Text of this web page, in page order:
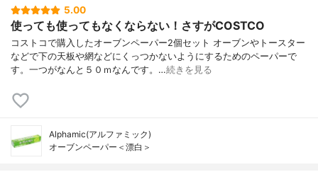
5.00
使っても使ってもなくならない！さすがCOSTCO
コストコで購入したオーブンペーパー2個セット オーブンやトースター
などで下の天板や網などにくっつかないようにするためのペーパーで
す。一つがなんと５０ｍなんです。…続きを見る
Alphamic(アルファミック)
オーブンペーパー＜漂白＞